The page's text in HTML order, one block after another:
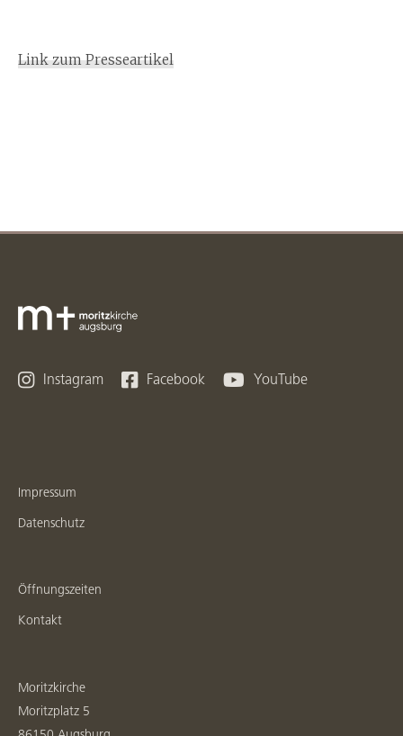
Link zum Presseartikel
 Instagram  Facebook  YouTube
Impressum
Datenschutz
Öffnungszeiten
Kontakt
Moritzkirche
Moritzplatz 5